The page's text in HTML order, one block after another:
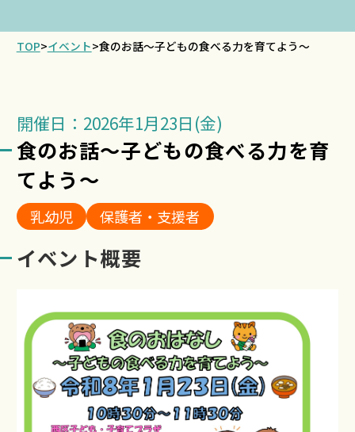
TOP>イベント>食のお話～子どもの食べる力を育てよう～
開催日：2026年1月23日(金)
食のお話～子どもの食べる力を育
てよう～
乳幼児 保護者・支援者
イベント概要